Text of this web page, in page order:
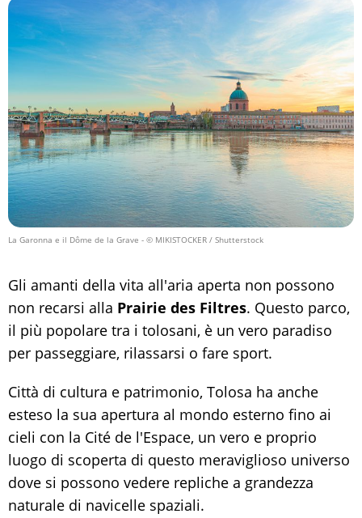
La Garonna e il Dôme de la Grave - © MIKISTOCKER / Shutterstock
Gli amanti della vita all'aria aperta non possono
non recarsi alla Prairie des Filtres. Questo parco,
il più popolare tra i tolosani, è un vero paradiso
per passeggiare, rilassarsi o fare sport.
Città di cultura e patrimonio, Tolosa ha anche
esteso la sua apertura al mondo esterno fino ai
cieli con la Cité de l'Espace, un vero e proprio
luogo di scoperta di questo meraviglioso universo
dove si possono vedere repliche a grandezza
naturale di navicelle spaziali.